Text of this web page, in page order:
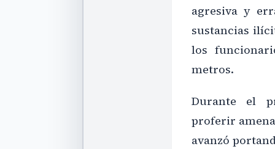
agresiva y
sustancias
los
metros.
Durante el
proferir
avanzó